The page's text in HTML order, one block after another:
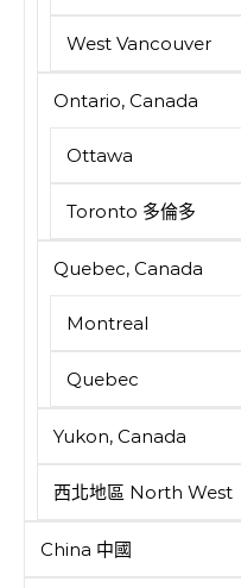
West Vancouver
Ontario, Canada
Ottawa
Toronto 多倫多
Quebec, Canada
Montreal
Quebec
Yukon, Canada
西北地區 North West
China 中國